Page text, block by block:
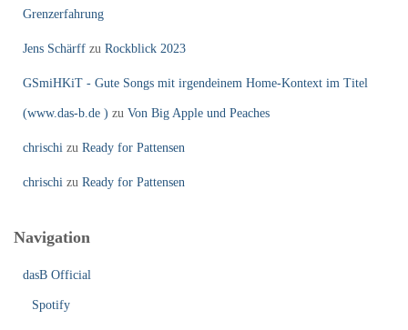
Grenzerfahrung
Jens Schärff zu Rockblick 2023
GSmiHKiT - Gute Songs mit irgendeinem Home-Kontext im Titel
(www.das-b.de ) zu Von Big Apple und Peaches
chrischi zu Ready for Pattensen
chrischi zu Ready for Pattensen
Navigation
dasB Official
Spotify